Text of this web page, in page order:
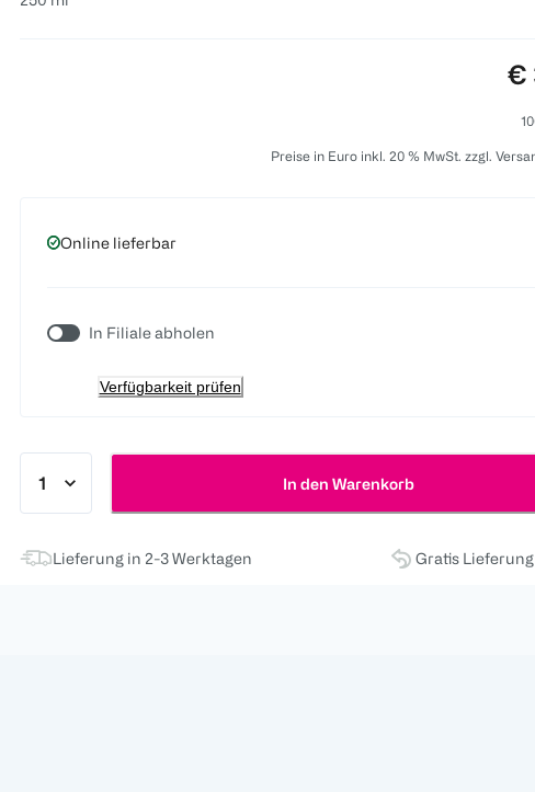
€
Preise in Euro inkl. 20 % MwSt. zzgl.
Online lieferbar
In Filiale abholen
Verfügbarkeit prüfen
In den Warenkorb
Lieferung in 2-3 Werktagen Gratis